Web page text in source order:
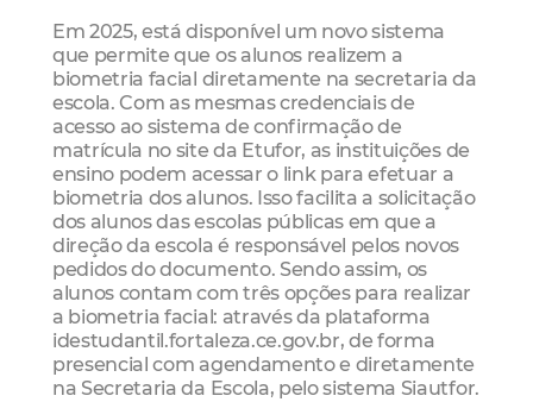
Em 2025, está disponível um novo sistema
que permite que os alunos realizem a
biometria facial diretamente na secretaria da
escola. Com as mesmas credenciais de
acesso ao sistema de confirmação de
matrícula no site da Etufor, as instituições de
ensino podem acessar o link para efetuar a
biometria dos alunos. Isso facilita a solicitação
dos alunos das escolas públicas em que a
direção da escola é responsável pelos novos
pedidos do documento. Sendo assim, os
alunos contam com três opções para realizar
a biometria facial: através da plataforma
idestudantil.fortaleza.ce.gov.br, de forma
presencial com agendamento e diretamente
na Secretaria da Escola, pelo sistema Siautfor.